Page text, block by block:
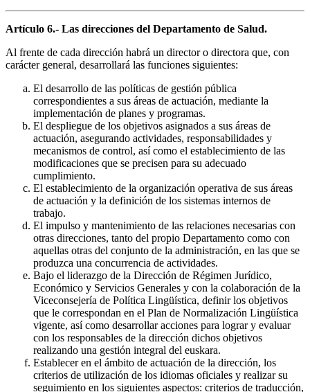
Artículo 6.- Las direcciones del Departamento de Salud.
Al frente de cada dirección habrá un director o directora que, con
carácter general, desarrollará las funciones siguientes:
El desarrollo de las políticas de gestión pública
correspondientes a sus áreas de actuación, mediante la
implementación de planes y programas.
El despliegue de los objetivos asignados a sus áreas de
actuación, asegurando actividades, responsabilidades y
mecanismos de control, así como el establecimiento de las
modificaciones que se precisen para su adecuado
cumplimiento.
El establecimiento de la organización operativa de sus áreas
de actuación y la definición de los sistemas internos de
trabajo.
El impulso y mantenimiento de las relaciones necesarias con
otras direcciones, tanto del propio Departamento como con
aquellas otras del conjunto de la administración, en las que se
produzca una concurrencia de actividades.
Bajo el liderazgo de la Dirección de Régimen Jurídico,
Económico y Servicios Generales y con la colaboración de la
Viceconsejería de Política Lingüística, definir los objetivos
que le correspondan en el Plan de Normalización Lingüística
vigente, así como desarrollar acciones para lograr y evaluar
con los responsables de la dirección dichos objetivos
realizando una gestión integral del euskara.
Establecer en el ámbito de actuación de la dirección, los
criterios de utilización de los idiomas oficiales y realizar su
seguimiento en los siguientes aspectos: criterios de traducción,